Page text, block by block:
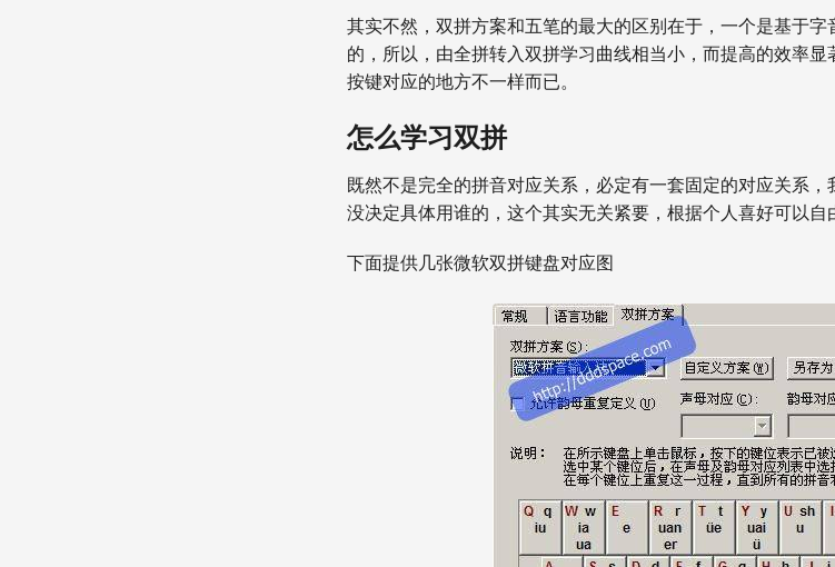
其实不然，双拼方案和五笔的最大的区别在于，一个是基于
的，所以，由全拼转入双拼学习曲线相当小，而提高的效率
按键对应的地方不一样而已。
怎么学习双拼
既然不是完全的拼音对应关系，必定有一套固定的对应关系
没决定具体用谁的，这个其实无关紧要，根据个人喜好可以自
下面提供几张微软双拼键盘对应图